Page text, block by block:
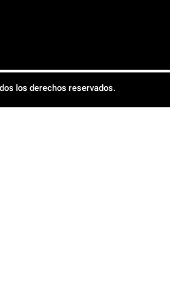
los derechos reservados.